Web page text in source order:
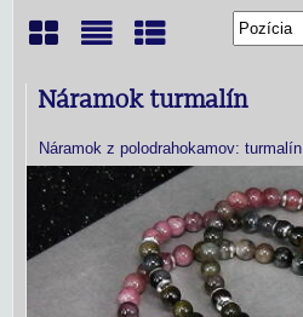
MriežkaZoznam
Tabuľka
Náramok turmalín
Náramok z polodrahokamov: turmalín